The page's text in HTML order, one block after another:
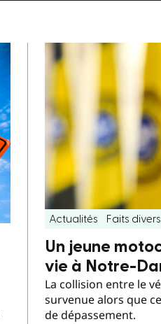
Actualités Faits divers
Un jeune
vie à Notre-
La collision entre le
survenue alors que
de dépassement.